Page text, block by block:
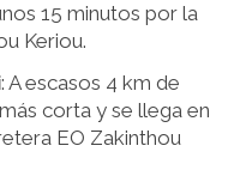
15 minutos por la
Keriou.
: A escasos 4 km de
corta y se llega en
EO Zakinthou